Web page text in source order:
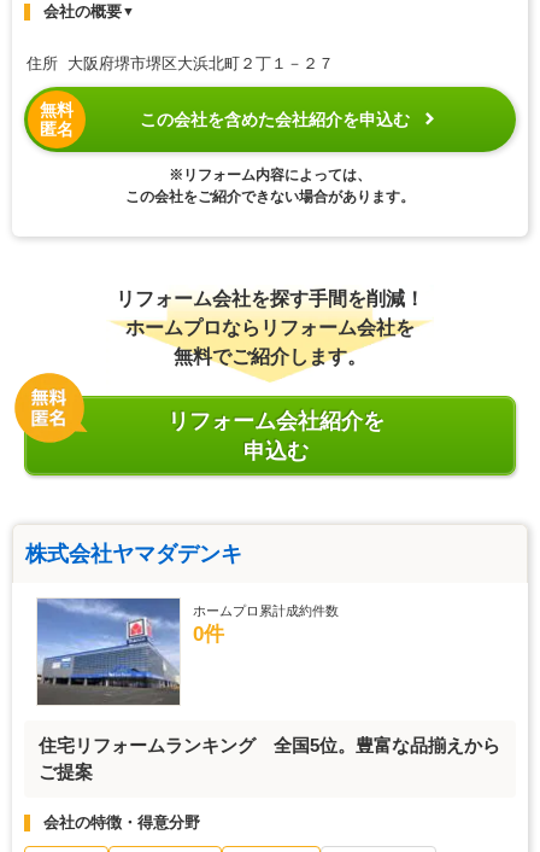
会社の概要▼
住所 大阪府堺市堺区大浜北町２丁１－２７
無料
匿名
この会社を含めた会社紹介を申込む
※リフォーム内容によっては、
この会社をご紹介できない場合があります。
リフォーム会社を探す手間を削減！
ホームプロならリフォーム会社を
無料でご紹介します。
リフォーム会社紹介を
申込む
株式会社ヤマダデンキ
ホームプロ累計成約件数
0件
住宅リフォームランキング 全国5位。豊富な品揃えから
ご提案
会社の特徴・得意分野